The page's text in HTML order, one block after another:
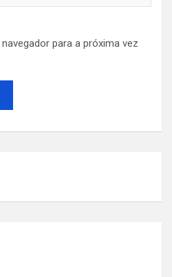
para a próxima vez